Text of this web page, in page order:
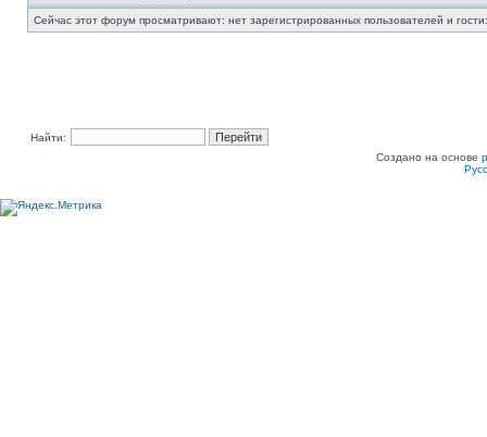
Сейчас этот форум просматривают: нет зарегистрированных пользователей и
Найти:
Создано на основе